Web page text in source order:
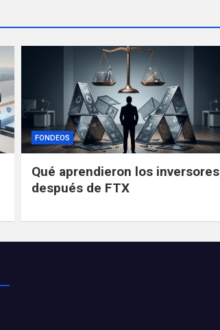
FONDEOS
Qué aprendieron los inversores
después de FTX